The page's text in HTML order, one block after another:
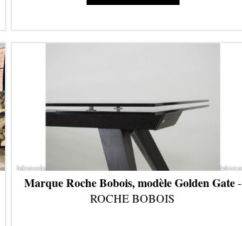
Marque Roche Bobois, modèle Golden Gate-
ROCHE BOBOIS